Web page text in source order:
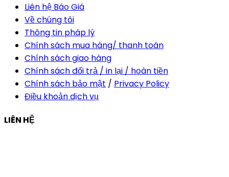
Liên hệ Báo Giá
Về chúng tôi
Thông tin pháp lý
Chính sách mua hàng/ thanh toán
Chính sách giao hàng
Chính sách đổi trả / in lại / hoàn tiền
Chính sách bảo mật / Privacy Policy
Điều khoản dịch vụ
LIÊN HỆ